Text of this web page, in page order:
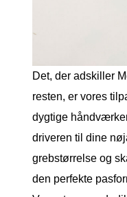
Det, der adskiller
resten, er vores
dygtige
driveren til dine
grebstørrelse og
den perfekte